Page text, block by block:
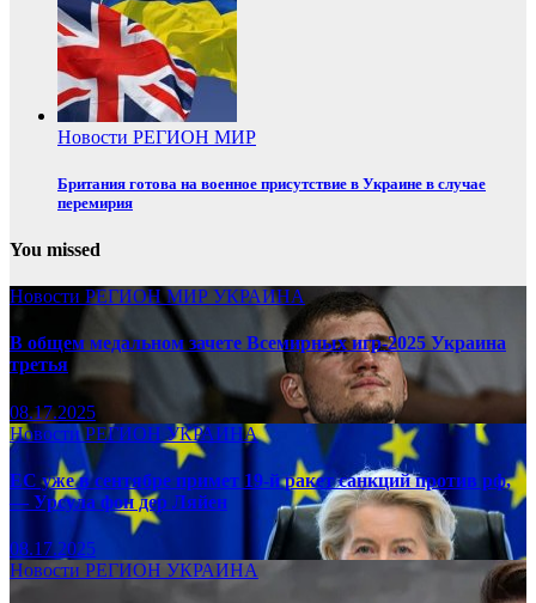
Новости РЕГИОН МИР
Британия готова на военное присутствие в Украине в случае
перемирия
You missed
Новости РЕГИОНМИР УКРАИНА
В общем медальном зачете Всемирных игр-2025 Украина
третья
08.17.2025
НовостиРЕГИОНУКРАИНА
ЕС уже в сентябре примет 19-й ракет санкций против рф,
— Урсула фон дер Ляйен
08.17.2025
Новости РЕГИОН УКРАИНА